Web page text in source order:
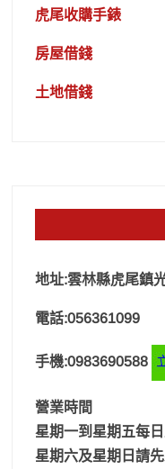
虎尾收購手錶
房屋借錢
土地借錢
地址:雲林縣虎尾鎮
電話:056361099
手機:0983690588
營業時間
星期一到星期五每
星期六及星期日請